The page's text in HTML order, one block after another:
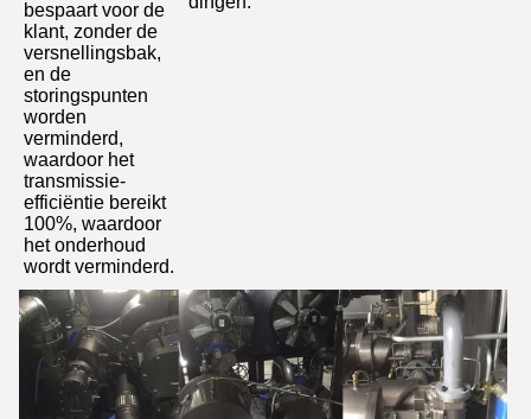
Laat een bericht achter
We bellen je snel terug!
bespaart voor de
klant, zonder de
versnellingsbak,
en de
storingspunten
worden
verminderd,
waardoor het
transmissie-
efficiëntie bereikt
100%, waardoor
het onderhoud
wordt verminderd.